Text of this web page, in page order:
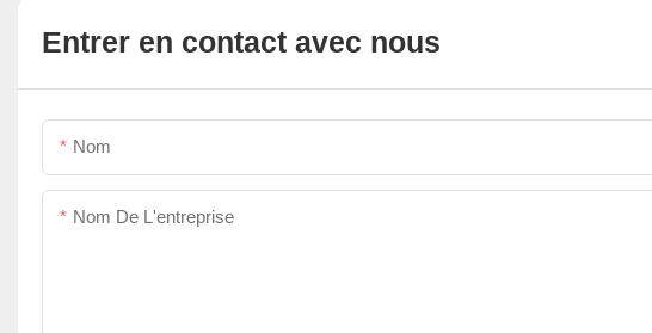
Entrer en contact avec nous
Nom
Nom De L'entreprise